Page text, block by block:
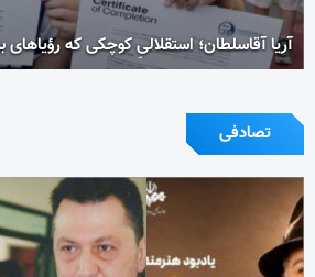
آریا آقاسلطان؛ استقلالیِ کوچکی که رؤیاهای
تصادفی